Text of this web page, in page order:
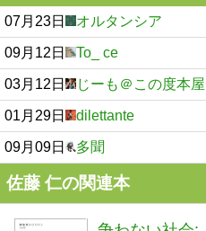
07月23日 オルタンシア
09月12日 To_ ce
03月12日 じーも＠この度本
01月29日 dilettante
09月09日 多聞
佐藤 仁の関連本